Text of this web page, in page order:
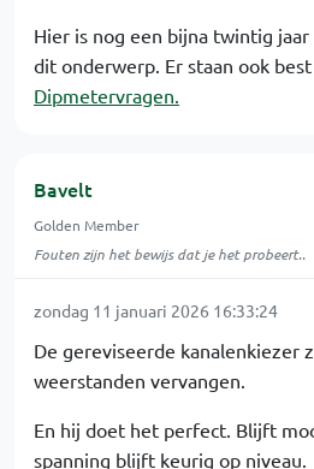
Hier is nog een bijna twintig
dit onderwerp. Er staan ook
Dipmetervragen.
Bavelt
Golden Member
Fouten zijn het bewijs dat je het probeert..
zondag 11 januari 2026 16:33:24
De gereviseerde kanalenkiezer
weerstanden vervangen.
En hij doet het perfect. Blijft
spanning blijft keurig op niveau.